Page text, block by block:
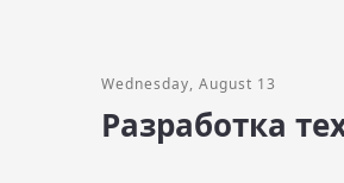
Wednesday, August 13
Разработка